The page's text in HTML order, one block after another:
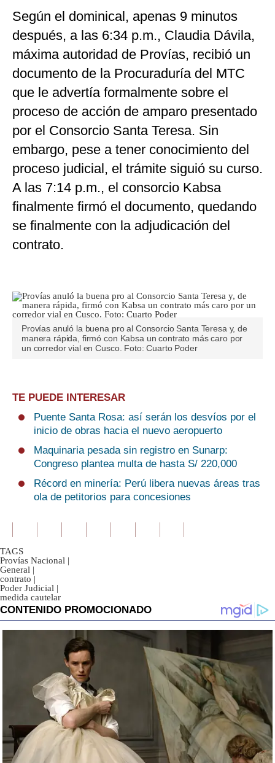
Según el dominical, apenas 9 minutos
después, a las 6:34 p.m., Claudia Dávila,
máxima autoridad de Provías, recibió un
documento de la Procuraduría del MTC
que le advertía formalmente sobre el
proceso de acción de amparo presentado
por el Consorcio Santa Teresa. Sin
embargo, pese a tener conocimiento del
proceso judicial, el trámite siguió su curso.
A las 7:14 p.m., el consorcio Kabsa
finalmente firmó el documento, quedando
se finalmente con la adjudicación del
contrato.
Provías anuló la buena pro al Consorcio Santa Teresa y, de
manera rápida, firmó con Kabsa un contrato más caro por
un corredor vial en Cusco. Foto: Cuarto Poder
TE PUEDE INTERESAR
Puente Santa Rosa: así serán los desvíos por el
inicio de obras hacia el nuevo aeropuerto
Maquinaria pesada sin registro en Sunarp:
Congreso plantea multa de hasta S/ 220,000
Récord en minería: Perú libera nuevas áreas tras
ola de petitorios para concesiones
TAGS
Provías Nacional |
General |
contrato |
Poder Judicial |
medida cautelar